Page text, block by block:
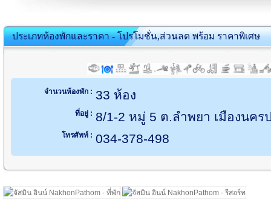
ประเภทห้องพักและราคา - โปรโมชั่น,ส่วนลด พร้อม ราคาพิเศษ
จำนวนห้องพัก : 33 ห้อง
ที่อยู่ : 8/1-2 หมู่ 5 ต.ลำพยา เมืองนคร
โทรศัพท์ : 034-378-498